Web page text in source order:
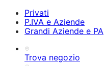
Privati
P.IVA e Aziende
Grandi Aziende e PA
Trova negozio